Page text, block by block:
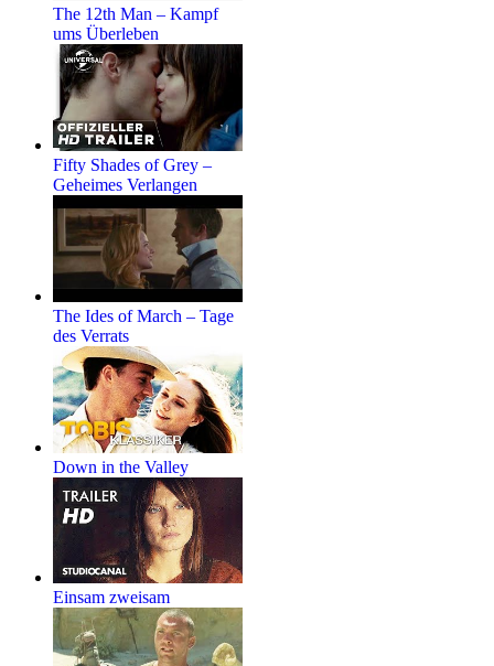
The 12th Man – Kampf
ums Überleben
Fifty Shades of Grey –
Geheimes Verlangen
The Ides of March – Tage
des Verrats
Down in the Valley
Einsam zweisam